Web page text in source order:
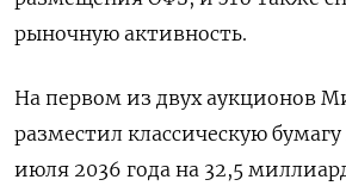
рыночную активность.
На первом из двух аукционов
разместил классическую
июля 2036 года на 32,5